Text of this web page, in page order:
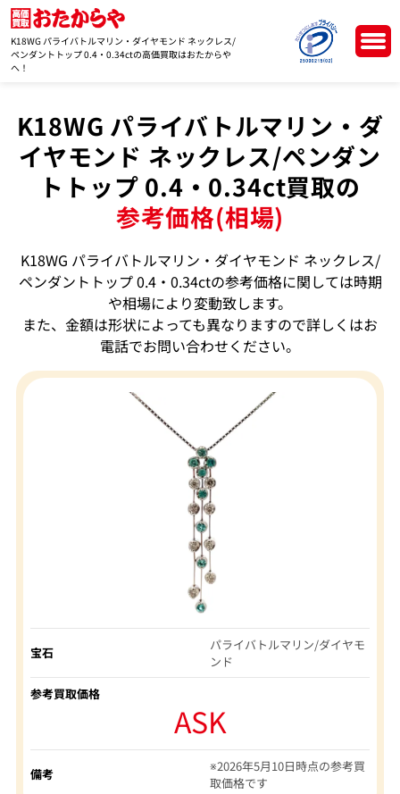
K18WG パライバトルマリン・ダイヤモンド ネックレス/
ペンダントトップ 0.4・0.34ctの高価買取はおたからや
へ！
K18WG パライバトルマリン・ダ
イヤモンド ネックレス/ペンダン
トトップ 0.4・0.34ct買取の
参考価格(相場)
K18WG パライバトルマリン・ダイヤモンド ネックレス/
ペンダントトップ 0.4・0.34ctの参考価格に関しては時期
や相場により変動致します。
また、金額は形状によっても異なりますので詳しくはお
電話でお問い合わせください。
宝石
パライバトルマリン/ダイヤモ
ンド
参考買取価格
ASK
備考
※2026年5月10日時点の参考買
取価格です